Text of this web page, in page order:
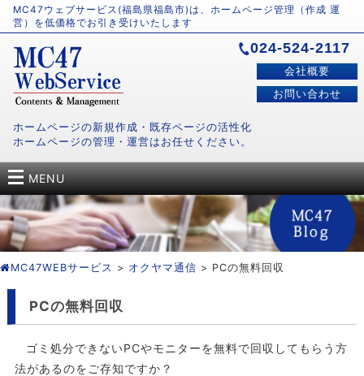
MC47ウェブサービス(福島県福島市)は、ホームページ管理（作成 運
営）を低価格でお引き受けいたします
ホームページの新規作成・既存ページの活性化
ホームページの管理・運営はお任せください。
024-524-2117
会社概要
お問い合わせ
MENU
MC47WEBサービス > オクヤマ通信 > PCの無料回収
PCの無料回収
ゴミ処分できないPCやモニターを無料で回収してもらう方
法があるのをご存知ですか？